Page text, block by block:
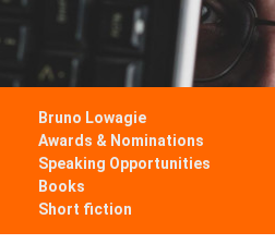
Bruno Lowagie
Awards & Nominations
Speaking Opportunities
Books
Short fiction